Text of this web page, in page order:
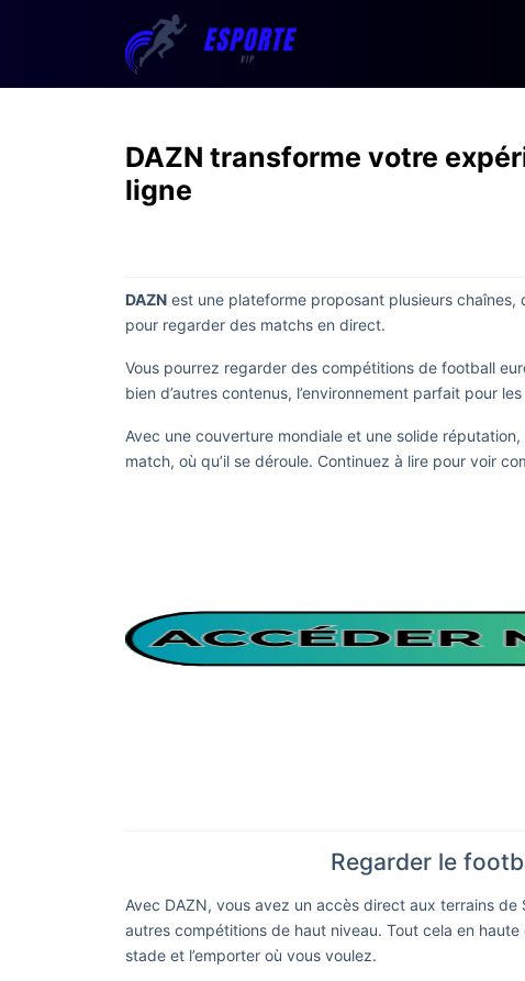
DAZN transforme votre
ligne
DAZN est une plateforme proposant plusieurs
pour regarder des matchs en direct.
Vous pourrez regarder des compétitions de football
bien d’autres contenus, l’environnement parfait pour
Avec une couverture mondiale et une solide
match, où qu’il se déroule. Continuez à lire pour voir
Regarder le
Avec DAZN, vous avez un accès direct aux terrains
autres compétitions de haut niveau. Tout cela en
stade et l’emporter où vous voulez.